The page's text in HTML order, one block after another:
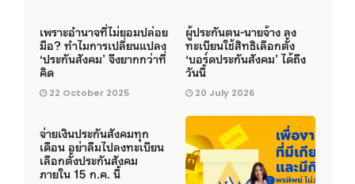
เพราะอำนาจที่ไม่ยอมปล่อย
มือ? ทำไมการเปลี่ยนแปลง
‘ประกันสังคม’ จึงยากกว่าที่
คิด
22 October 2025
ผู้ประกันตน-นายจ้าง ลง
ทะเบียนใช้สิทธิเลือกตั้ง
‘บอร์ดประกันสังคม’ ได้ถึง
วันนี้
20 July 2026
จ่ายเงินประกันสังคมทุก
เดือน อย่าลืมไปลงทะเบียน
เลือกตั้งประกันสังคม
ภายใน 15 ก.ค. นี้